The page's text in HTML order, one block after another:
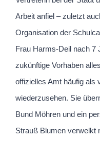
Arbeit anfiel – zuletzt
Organisation der
Frau Harms-Deil nach 7
zukünftige Vorhaben
offizielles Amt häufig als
wiederzusehen. Sie
Bund Möhren und ein
Strauß Blumen verwelkt